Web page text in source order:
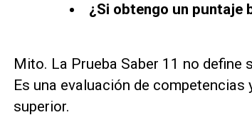
¿Si obtengo un puntaje
Mito. La Prueba Saber 11 no
Es una evaluación de
superior.